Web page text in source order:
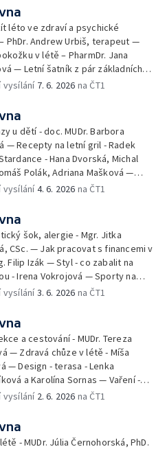
léto ve zdraví a psychické
PhDr. Andrew Urbiš, terapeut —
v létě – PharmDr. Jana
— Letní šatník z pár základních
Luděk Šmehlík, stylista —
– Jiří Krhut, hudebník — Vaření:
s přáteli – Pavla Pavelková —
ulicích – Petra Hradilová — Muzejní
vysílání 7. 6. 2026 na ČT1
u dětí - doc. MUDr. Barbora
— Recepty na letní gril - Radek
- Hana Dvorská, Michal
Polák, Adriana Mašková —
Dětský čin roku — Zooterapie -
Eliáš — Sladké recepty na
Sedláčková
vysílání4. 6. 2026 na ČT1
šok, alergie - Mgr. Jitka
CSc. — Jak pracovat s financemi v
Filip Izák — Styl - co zabalit na
- Irena Vokrojová — Sporty na
— Alžběta Jungrová —
Zdeněk Žák, Josef Vrána
vysílání3. 6. 2026 na ČT1
a cestování - MUDr. Tereza
— Zdravá chůze v létě - Míša
— Design - terasa - Lenka
a Karolína Sornas — Vaření -
Machurová — Letní sporty -
do školy i na prázdniny - Mirka
Pramen - Ivan Ostrochovský
vysílání 2. 6. 2026 na ČT1
- MUDr. Júlia Černohorská, PhD.